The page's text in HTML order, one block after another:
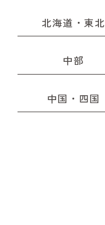
北海道・東北
中部
中国・四国